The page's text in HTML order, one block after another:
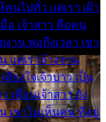
นไปทั่ว แต่เรา เฝ้า
อ เจ้าสาว คือคน
าน พอถึงเวลา เขา
แต่เราล้างจาน
ยงใจเจ้าบ่าว เป็น
เพื่อนเจ้าสาว ยัง
เขาไม่เห็นคน ที่อยู่